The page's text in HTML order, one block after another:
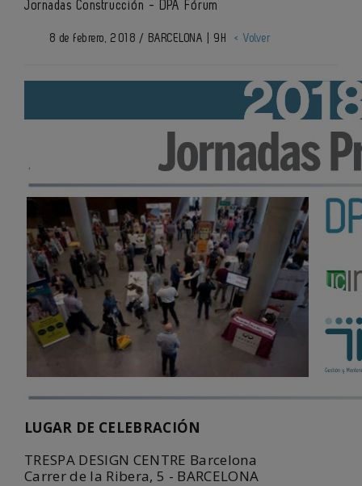
Jornadas Construcción - DPA Fórum
8 de febrero, 2018 / BARCELONA | 9H < Volver
LUGAR DE CELEBRACIÓN
TRESPA DESIGN CENTRE Barcelona
Carrer de la Ribera, 5 - BARCELONA